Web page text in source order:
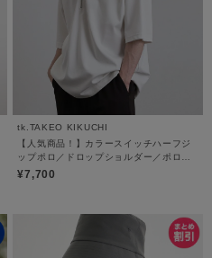
tk.TAKEO KIKUCHI
【人気商品！】カラースイッチハーフジ
ップポロ／ドロップショルダー／ポロシ
ャツ／ドライタッチ
¥7,700